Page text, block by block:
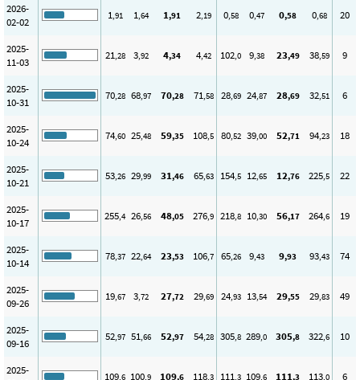
2026-
02-02
1,91 1,64 1,91 2,19 0,58 0,47 0,58 0,68 20
2025-
11-03
21,28 3,92 4,34 4,42 102,0 9,38 23,49 38,59 9
2025-
10-31
70,28 68,97 70,28 71,58 28,69 24,87 28,69 32,51 6
2025-
10-24
74,60 25,48 59,35 108,5 80,52 39,00 52,71 94,23 18
2025-
10-21
53,26 29,99 31,46 65,63 154,5 12,65 12,76 225,5 22
2025-
10-17
255,4 26,56 48,05 276,9 218,8 10,30 56,17 264,6 19
2025-
10-14
78,37 22,64 23,53 106,7 65,26 9,43 9,93 93,43 74
2025-
09-26
19,67 3,72 27,72 29,69 24,93 13,54 29,55 29,83 49
2025-
09-16
52,97 51,66 52,97 54,28 305,8 289,0 305,8 322,6 10
2025-
109,6 100,9 109,6 118,3 111,3 109,6 111,3 113,0 6